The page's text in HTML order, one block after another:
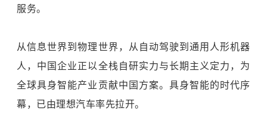
服务。
从信息世界到物理世界，从自动驾驶到通用人形机器
人，中国企业正以全栈自研实力与长期主义定力，为
全球具身智能产业贡献中国方案。具身智能的时代序
幕，已由理想汽车率先拉开。